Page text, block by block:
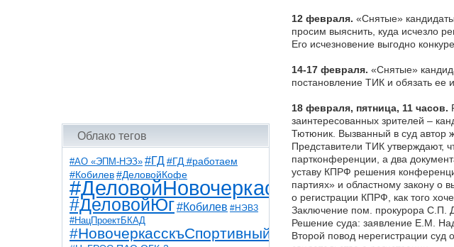
Облако тегов
#АО «ЭПМ-НЭЗ» #ГД #ГД #работаем
#Кобилев #ДеловойКофе
#ДеловойНовочеркасск
#ДеловойЮг#Кобилев #НЭВЗ
#НацПроектБКАД
#НовочеркасскъСпортивный
12 февраля. «Снятые»
просим выяснить, куда исчезло
Его исчезновение выгодно
14-17 февраля. «Снятые»
постановление ТИК и обязать ее
18 февраля, пятница, 11 часов.
заинтересованных зрителей –
Тютюник. Вызванный в суд автор
Представители ТИК утверждают,
партконференции, а два
уставу КПРФ решения
партиях» и областному закону о
о регистрации КПРФ, как того
Заключение пом. прокурора С.П.
Решение суда: заявление Е.М.
Второй повод нерегистрации суд